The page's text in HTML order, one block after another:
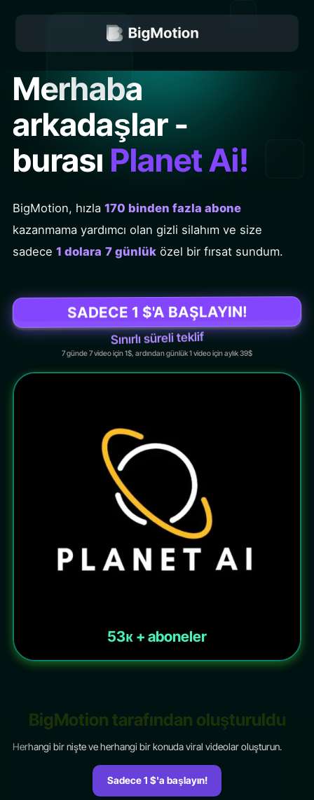
Merhaba
arkadaşlar -
burası Planet Ai!
BigMotion, hızla 170 binden fazla abone
kazanmama yardımcı olan gizli silahım ve size
sadece 1 dolara 7 günlüközel bir fırsat sundum.
SADECE 1 $'A BAŞLAYIN!
Sınırlı süreli teklif
7 günde 7 video için 1$, ardından günlük 1 video için aylık 39$
53к + aboneler
BigMotion tarafından oluşturuldu
Herhangi bir nişte ve herhangi bir konuda viral videolar oluşturun.
Sadece 1 $'a başlayın!